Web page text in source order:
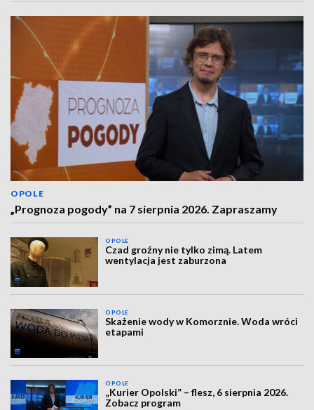
OPOLE
„Prognoza pogody” na 7 sierpnia 2026. Zapraszamy
OPOLE
Czad groźny nie tylko zimą. Latem
wentylacja jest zaburzona
OPOLE
Skażenie wody w Komorznie. Woda wróci
etapami
OPOLE
„Kurier Opolski” – flesz, 6 sierpnia 2026.
Zobacz program